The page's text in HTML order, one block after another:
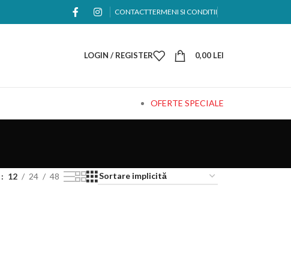
CONTACTTERMENI SI CONDITII
LOGIN / REGISTER 0,00 LEI
OFERTE SPECIALE
12 24 48